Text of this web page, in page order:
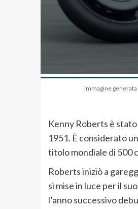
Immagine
Kenny Roberts è
1951. È considerato
titolo mondiale di 500
Roberts iniziò a
si mise in luce per il
l’anno successivo